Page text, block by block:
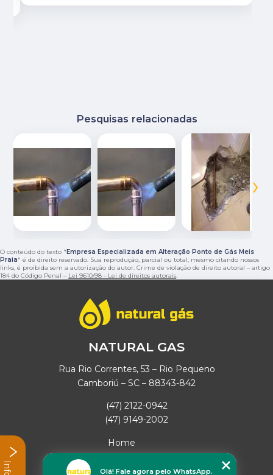
Pesquisas relacionadas
‹ ›
O conteúdo do texto " Empresa Especializada em Alteração Ponto de Gás Meis
Praia" é de direito reservado. Sua reprodução, parcial ou total, mesmo citando nossos
links, é proibida sem a autorização do autor. Crime de violação de direito autoral – artigo
184 do Código Penal – Lei 9610/98 - Lei de direitos autorais.
NATURAL GAS
Rua Rio Correntes, 53 – Rio Pequeno
Camboriú – SC – 88343-842
(47) 2122-0942
(47) 9149-2002
Home
Empresa
Missão
Olá! Fale agora pelo WhatsApp.